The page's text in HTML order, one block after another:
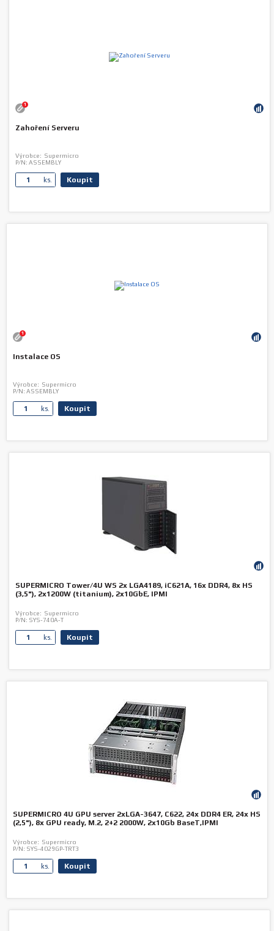
1
Zahoření Serveru
Výrobce: Supermicro
P/N: ASSEMBLY
ks. Koupit
1
Instalace OS
Výrobce: Supermicro
P/N: ASSEMBLY
ks. Koupit
SUPERMICRO Tower/4U WS 2x LGA4189, iC621A, 16x DDR4, 8x HS
(3,5"), 2x1200W (titanium), 2x10GbE, IPMI
Výrobce: Supermicro
P/N: SYS-740A-T
ks. Koupit
SUPERMICRO 4U GPU server 2xLGA-3647, C622, 24x DDR4 ER, 24x HS
(2,5"), 8x GPU ready, M.2, 2+2 2000W, 2x10Gb BaseT,IPMI
Výrobce: Supermicro
P/N: SYS-4029GP-TRT3
ks. Koupit